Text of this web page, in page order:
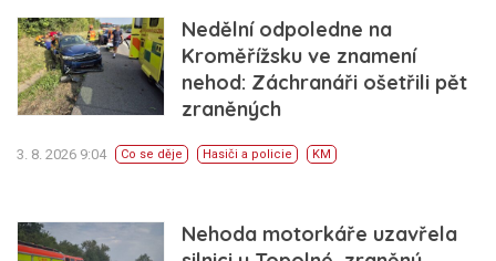
Nedělní odpoledne na
Kroměřížsku ve znamení
nehod: Záchranáři ošetřili pět
zraněných
3. 8. 2026 9:04 Co se děje Hasiči a policie KM
Nehoda motorkáře uzavřela